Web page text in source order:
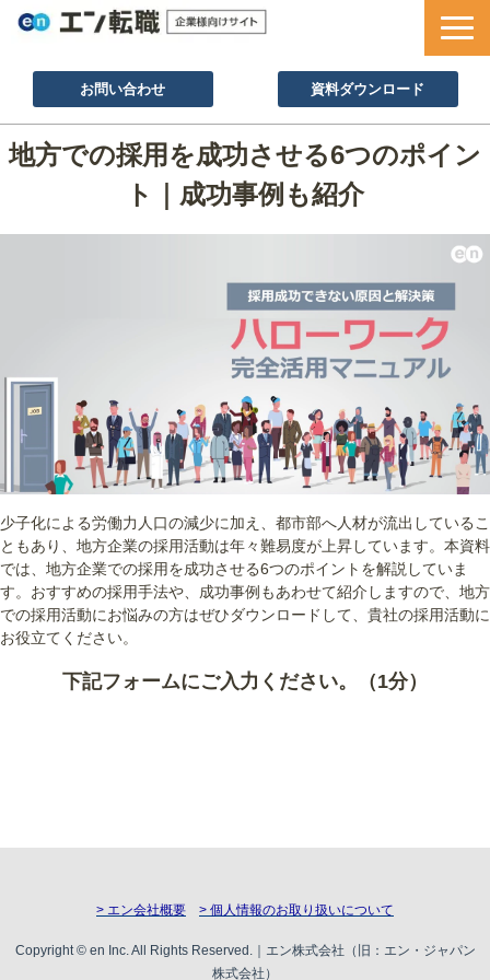
お問い合わせ 資料ダウンロード
サービス一覧
採用ノウハウ
お役立ち資料
地方での採用を成功させる6つのポイン
ト｜成功事例も紹介
少子化による労働力人口の減少に加え、都市部へ人材が流出しているこ
ともあり、地方企業の採用活動は年々難易度が上昇しています。本資料
では、地方企業での採用を成功させる6つのポイントを解説していま
す。おすすめの採用手法や、成功事例もあわせて紹介しますので、地方
での採用活動にお悩みの方はぜひダウンロードして、貴社の採用活動に
お役立てください。
下記フォームにご入力ください。（1分）
> エン会社概要 > 個人情報のお取り扱いについて
Copyright © en Inc. All Rights Reserved.｜エン株式会社（旧：エン・ジャパン
株式会社）